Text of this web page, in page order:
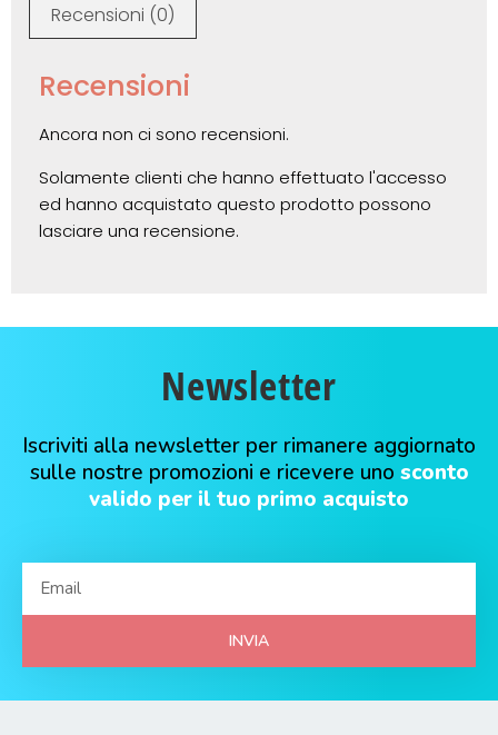
Recensioni (0)
Recensioni
Ancora non ci sono recensioni.
Solamente clienti che hanno effettuato l'accesso
ed hanno acquistato questo prodotto possono
lasciare una recensione.
Newsletter
Iscriviti alla newsletter per rimanere aggiornato
sulle nostre promozioni e ricevere uno sconto
valido per il tuo primo acquisto
INVIA